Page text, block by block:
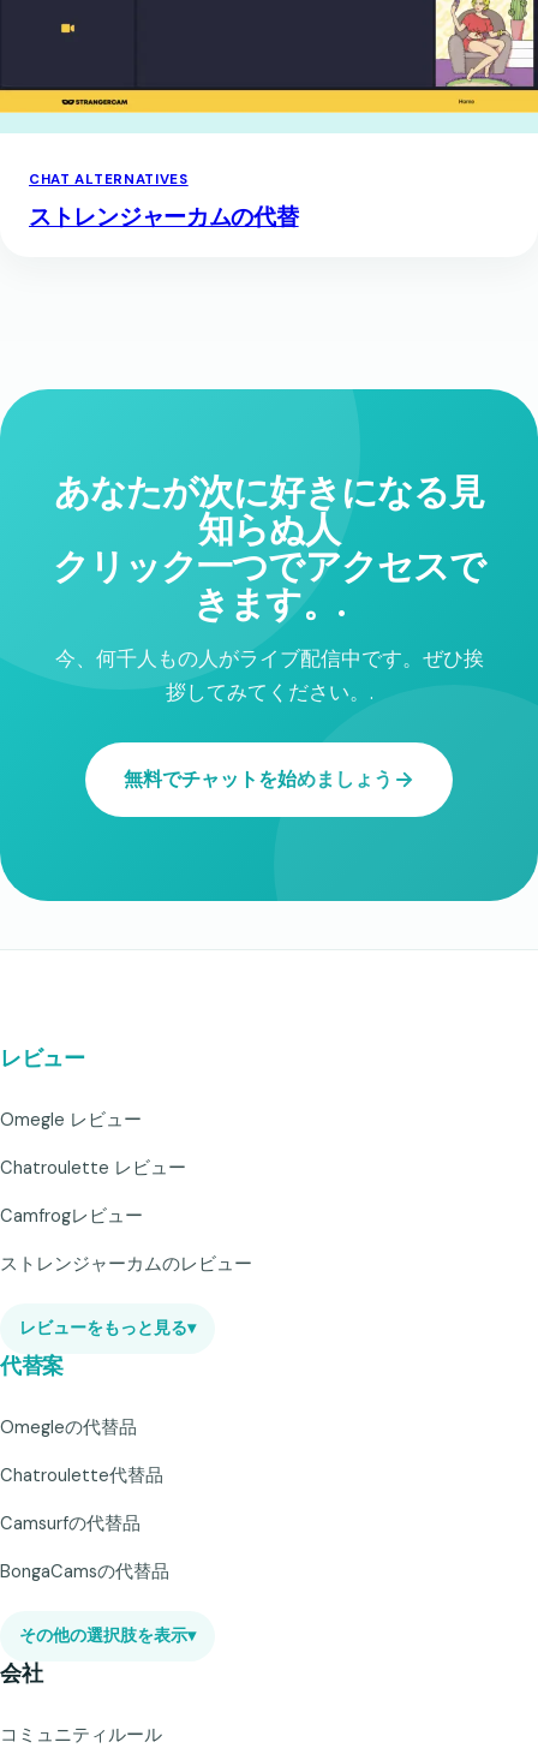
CHAT ALTERNATIVES
ストレンジャーカムの代替
あなたが次に好きになる見
知らぬ人
クリック一つでアクセスで
きます。.
今、何千人もの人がライブ配信中です。ぜひ挨
拶してみてください。.
無料でチャットを始めましょう
レビュー
Omegle レビュー
Chatroulette レビュー
Camfrogレビュー
ストレンジャーカムのレビュー
レビューをもっと見る▾
代替案
Omegleの代替品
Chatroulette代替品
Camsurfの代替品
BongaCamsの代替品
その他の選択肢を表示▾
会社
コミュニティルール